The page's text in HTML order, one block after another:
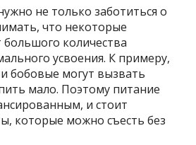
не только заботиться о
что некоторые
количества
усвоения. К примеру,
бобовые могут вызвать
мало. Поэтому питание
и стоит
которые можно съесть без